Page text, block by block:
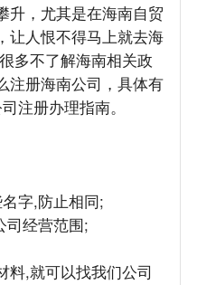
升，尤其是在海南自贸
让人恨不得马上就去海
多不了解海南相关政
注册海南公司，具体有
注册办理指南。
字,防止相同;
司经营范围;
料,就可以找我们公司